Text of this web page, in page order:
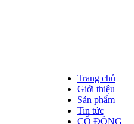
Trang chủ
Giới thiệu
Sản phẩm
Tin tức
CỔ ĐÔNG